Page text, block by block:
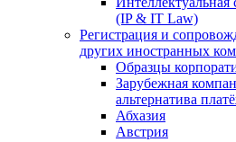
(IP & IT Law)
Регистрация и
других иностранных
Образцы
Зарубежная
альтернатива
Абхазия
Австрия